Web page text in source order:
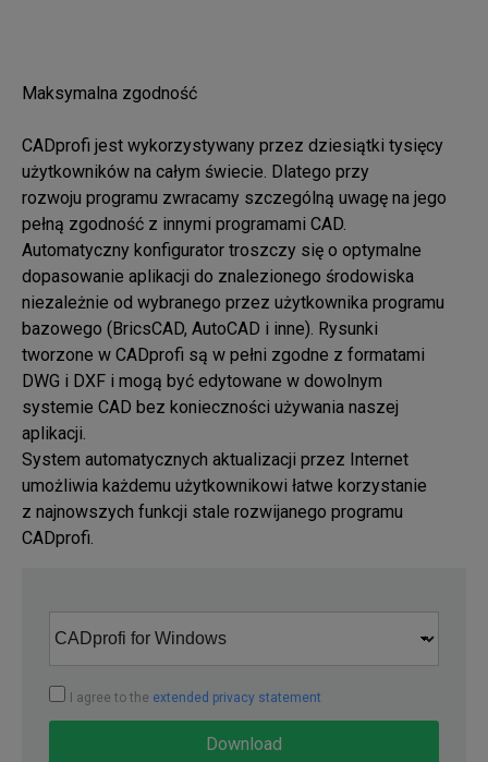
Maksymalna zgodność
CADprofi jest wykorzystywany przez dziesiątki tysięcy
użytkowników na całym świecie. Dlatego przy
rozwoju programu zwracamy szczególną uwagę na jego
pełną zgodność z innymi programami CAD.
Automatyczny konfigurator troszczy się o optymalne
dopasowanie aplikacji do znalezionego środowiska
niezależnie od wybranego przez użytkownika programu
bazowego (BricsCAD, AutoCAD i inne). Rysunki
tworzone w CADprofi są w pełni zgodne z formatami
DWG i DXF i mogą być edytowane w dowolnym
systemie CAD bez konieczności używania naszej
aplikacji.
System automatycznych aktualizacji przez Internet
umożliwia każdemu użytkownikowi łatwe korzystanie
z najnowszych funkcji stale rozwijanego programu
CADprofi.
I agree to the extended privacy statement
Download